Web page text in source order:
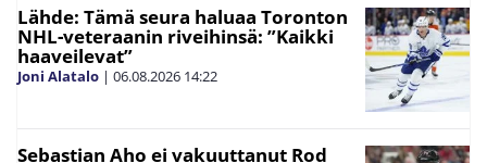
Lähde: Tämä seura haluaa Toronton
NHL-veteraanin riveihinsä: ”Kaikki
haaveilevat”
Joni Alatalo | 06.08.2026 14:22
Sebastian Aho ei vakuuttanut Rod